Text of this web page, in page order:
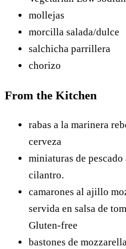
mollejas
morcilla salada/dulce
salchicha parrillera
chorizo
From the Kitchen
rabas a la marinera
cerveza
miniaturas de pescado
cilantro.
camarones al ajillo
servida en salsa de
Gluten-free
bastones de